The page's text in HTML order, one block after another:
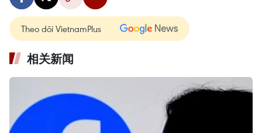
Theo dõi VietnamPlus
相关新闻